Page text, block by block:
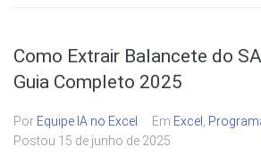
Como Extrair Balancete do
Guia Completo 2025
Por Equipe IA no Excel Em Excel ,
Postou 15 de junho de 2025